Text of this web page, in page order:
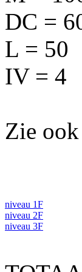
DC =
L = 50
IV = 4
Zie
niveau 1F
niveau 2F
niveau 3F